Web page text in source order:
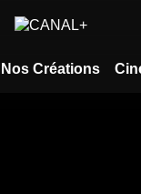
Nos Créations